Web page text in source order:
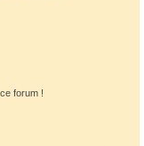
forum !